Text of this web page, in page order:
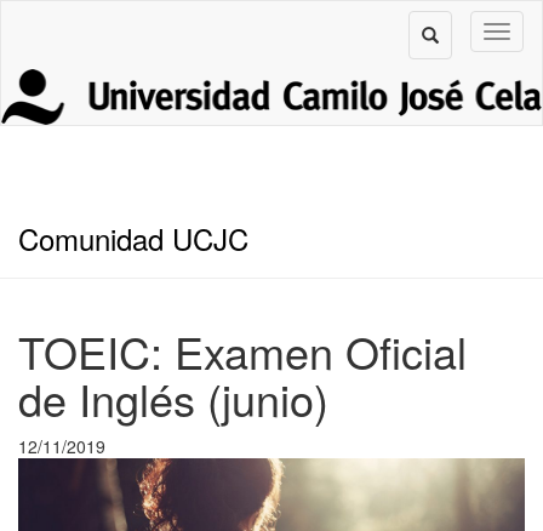
Comunidad UCJC
TOEIC: Examen Oficial
de Inglés (junio)
12/11/2019